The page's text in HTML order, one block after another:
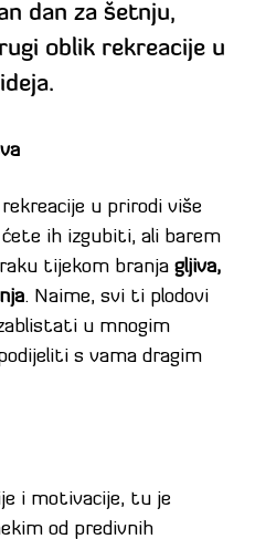
dan za šetnju,
oblik rekreacije u
u prirodi više
ih izgubiti, ali barem
tijekom branja gljiva,
. Naime, svi ti plodovi
u mnogim
s vama dragim
i motivacije, tu je
od predivnih